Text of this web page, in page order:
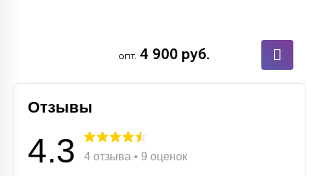
опт. 4 900 руб.
Отзывы
4.3 4 отзыва • 9 оценок